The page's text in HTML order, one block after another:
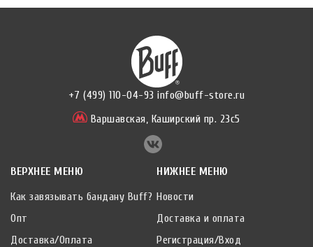
+7 (499) 110-04-93 info@buff-store.ru
Варшавская, Каширский пр. 23с5
ВЕРХНЕЕ МЕНЮ
Как завязывать бандану Buff?
Опт
Доставка/Оплата
НИЖНЕЕ МЕНЮ
Новости
Доставка и оплата
Регистрация/Вход